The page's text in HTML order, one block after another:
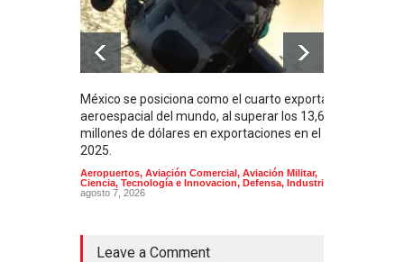
México se posiciona como el cuarto exportador
aeroespacial del mundo, al superar los 13,600
millones de dólares en exportaciones en el
2025.
Aeropuertos, Aviación Comercial, Aviación Militar,
Ciencia, Tecnología e Innovacion, Defensa, Industria
agosto 7, 2026
Leave a Comment